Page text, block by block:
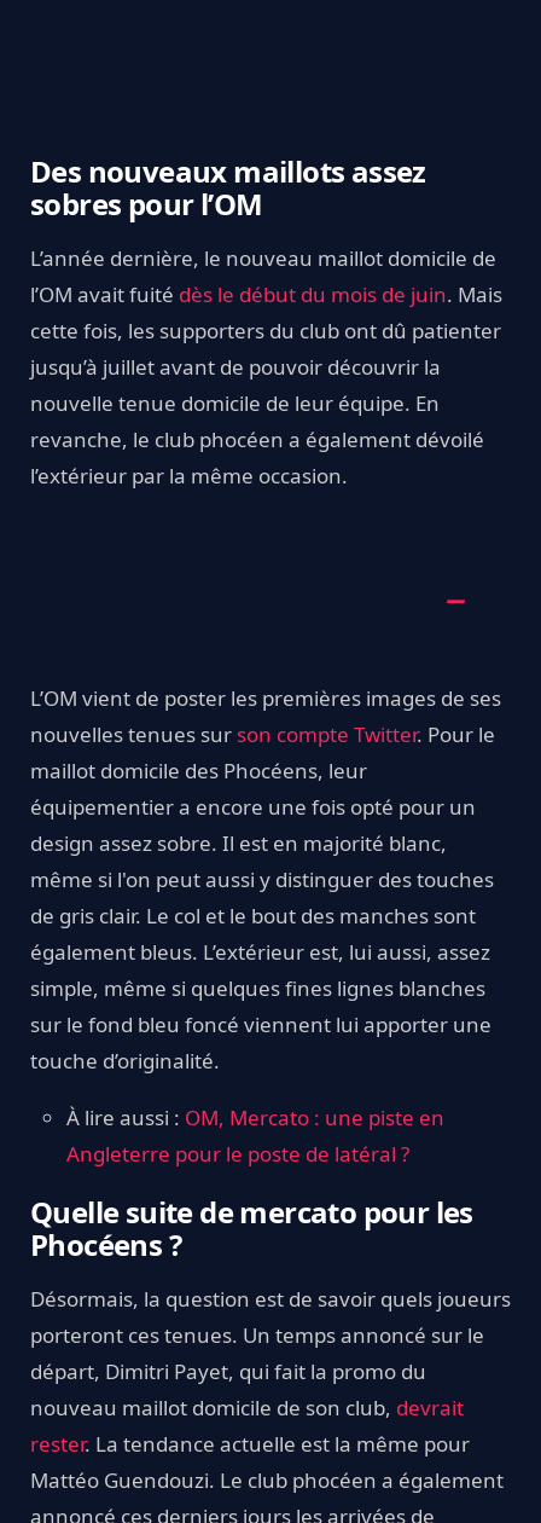
Des nouveaux maillots assez
sobres pour l’OM
L’année dernière, le nouveau maillot domicile de
l’OM avait fuité dès le début du mois de juin. Mais
cette fois, les supporters du club ont dû patienter
jusqu’à juillet avant de pouvoir découvrir la
nouvelle tenue domicile de leur équipe. En
revanche, le club phocéen a également dévoilé
l’extérieur par la même occasion.
L’OM vient de poster les premières images de ses
nouvelles tenues sur son compte Twitter. Pour le
maillot domicile des Phocéens, leur
équipementier a encore une fois opté pour un
design assez sobre. Il est en majorité blanc,
même si l'on peut aussi y distinguer des touches
de gris clair. Le col et le bout des manches sont
également bleus. L’extérieur est, lui aussi, assez
simple, même si quelques fines lignes blanches
sur le fond bleu foncé viennent lui apporter une
touche d’originalité.
À lire aussi : OM, Mercato : une piste en
Angleterre pour le poste de latéral ?
Quelle suite de mercato pour les
Phocéens ?
Désormais, la question est de savoir quels joueurs
porteront ces tenues. Un temps annoncé sur le
départ, Dimitri Payet, qui fait la promo du
nouveau maillot domicile de son club, devrait
rester. La tendance actuelle est la même pour
Mattéo Guendouzi. Le club phocéen a également
annoncé ces derniers jours les arrivées de